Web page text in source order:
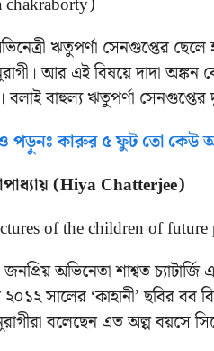
ঋতুপর্ণা সেনগুপ্তের ছেলে
আর এই বিষয়ে দাদা
বলাই বাহুল্য ঋতুপর্ণা
কারুর ৫ ফুট তো কেউ
(Hiya Chatterjee)
অভিনেতা শাশ্বত চ্যাটার্জি
সালের ‘কাহানী’ ছবির বব
বলেছেন এত অল্প বয়সে